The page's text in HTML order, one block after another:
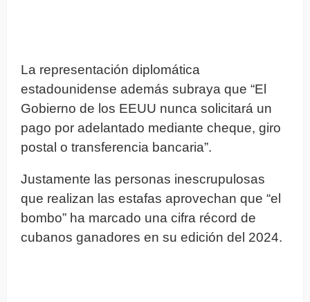
La representación diplomática
estadounidense además subraya que “El
Gobierno de los EEUU nunca solicitará un
pago por adelantado mediante cheque, giro
postal o transferencia bancaria”.
Justamente las personas inescrupulosas
que realizan las estafas aprovechan que “el
bombo” ha marcado una cifra récord de
cubanos ganadores en su edición del 2024.